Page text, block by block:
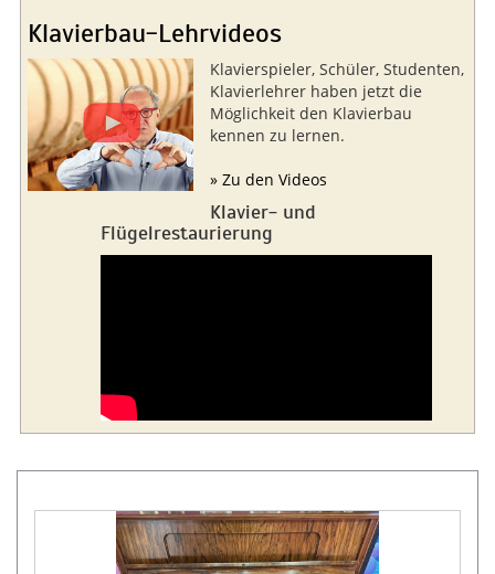
Klavierbau-Lehrvideos
Klavierspieler, Schüler, Studenten,
Klavierlehrer haben jetzt die
Möglichkeit den Klavierbau
kennen zu lernen.
» Zu den Videos
Klavier- und
Flügelrestaurierung